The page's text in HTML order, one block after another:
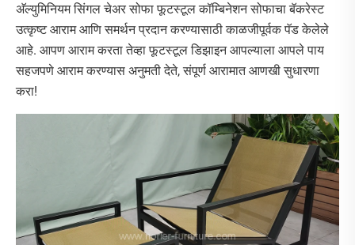
अ‍ॅल्युमिनियम सिंगल चेअर सोफा फूटस्टूल कॉम्बिनेशन सोफाचा बॅकरेस्ट
उत्कृष्ट आराम आणि समर्थन प्रदान करण्यासाठी काळजीपूर्वक पॅड केलेले
आहे. आपण आराम करता तेव्हा फूटस्टूल डिझाइन आपल्याला आपले पाय
सहजपणे आराम करण्यास अनुमती देते, संपूर्ण आरामात आणखी सुधारणा
करा!